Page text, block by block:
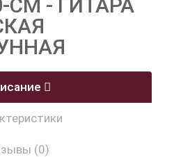
CM - ГИТАРА
(0)